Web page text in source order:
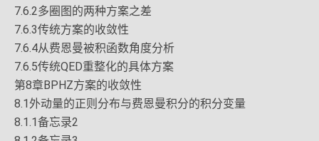
7.6.2多圈图的两种方案之差
7.6.3传统方案的收敛性
7.6.4从费恩曼被积函数角度分析
7.6.5传统QED重整化的具体方案
第8章BPHZ方案的收敛性
8.1外动量的正则分布与费恩曼积分的积分变量
8.1.1备忘录2